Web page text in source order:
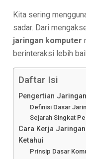
Kita sering
sadar. Dari
jaringan komputer
berinteraksi lebih
Daftar Isi
Pengertian
Definisi Dasar
Sejarah Singkat
Cara Kerja
Ketahui
Prinsip Dasar